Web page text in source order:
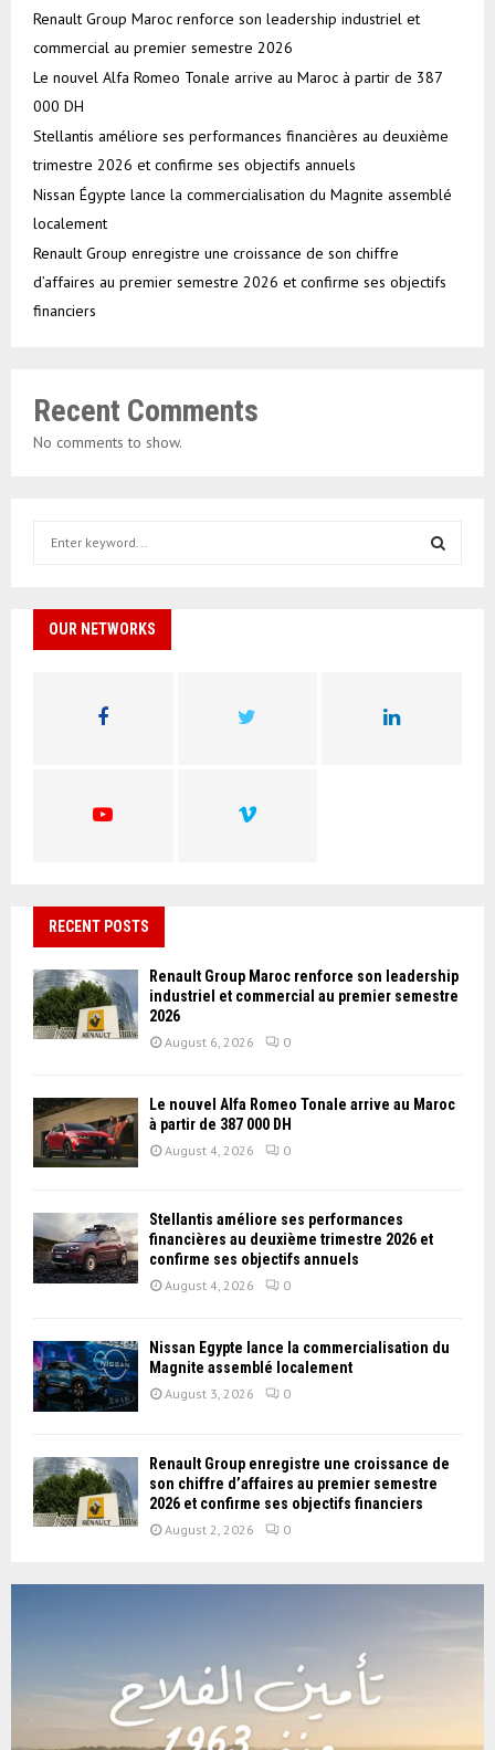
Renault Group Maroc renforce son leadership industriel et
commercial au premier semestre 2026
Le nouvel Alfa Romeo Tonale arrive au Maroc à partir de 387
000 DH
Stellantis améliore ses performances financières au deuxième
trimestre 2026 et confirme ses objectifs annuels
Nissan Égypte lance la commercialisation du Magnite assemblé
localement
Renault Group enregistre une croissance de son chiffre
d’affaires au premier semestre 2026 et confirme ses objectifs
financiers
Recent Comments
No comments to show.
h
OUR NETWORKS
RECENT POSTS
Renault Group Maroc renforce son leadership
industriel et commercial au premier semestre
2026
August 6, 2026 0
Le nouvel Alfa Romeo Tonale arrive au Maroc
à partir de 387 000 DH
August 4, 2026 0
Stellantis améliore ses performances
financières au deuxième trimestre 2026 et
confirme ses objectifs annuels
August 4, 2026 0
Nissan Égypte lance la commercialisation du
Magnite assemblé localement
August 3, 2026 0
Renault Group enregistre une croissance de
son chiffre d’affaires au premier semestre
2026 et confirme ses objectifs financiers
August 2, 2026 0